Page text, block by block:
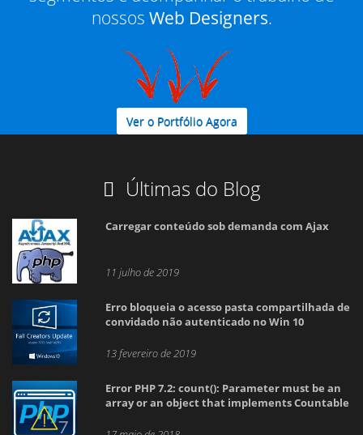
Ver o Portfólio Agora
Carregar conteúdo sob demanda com Ajax
Erro bloqueia o acesso pasta compartilhada de
13 fevereiro de 2019
Error PHP 7.2: count(): Parameter must be an
17 maio de 2018